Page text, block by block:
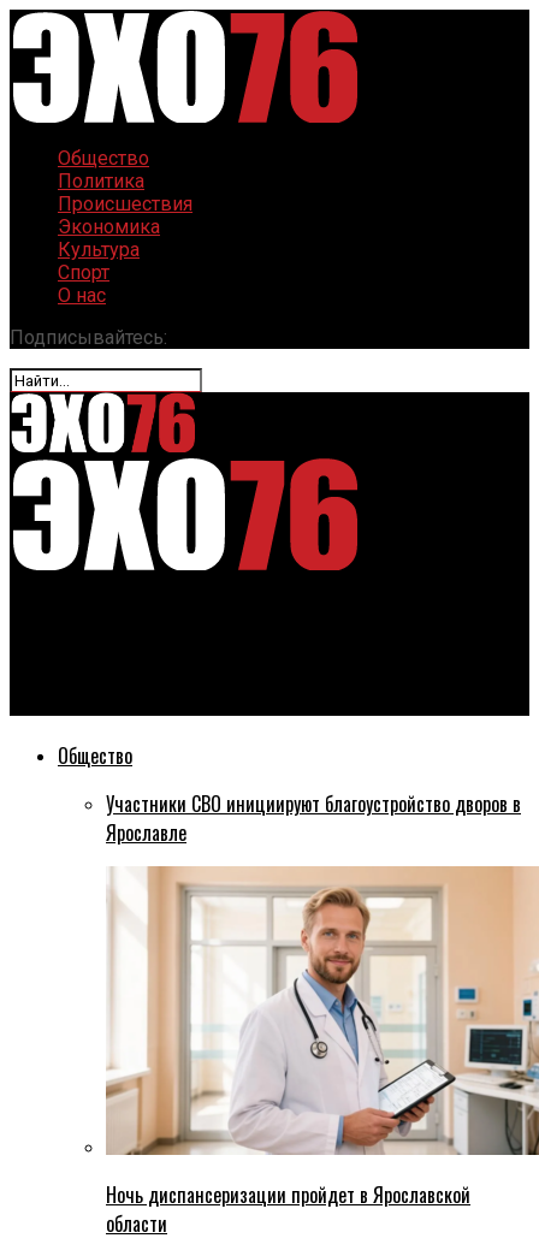
Общество
Политика
Происшествия
Экономика
Культура
Спорт
О нас
Подписывайтесь:
Общество
Участники СВО инициируют благоустройство дворов в
Ярославле
Ночь диспансеризации пройдет в Ярославской
области